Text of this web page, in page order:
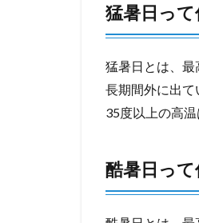
猛暑日って
猛暑日とは、最
長期間外に出て
35度以上の高
酷暑日って